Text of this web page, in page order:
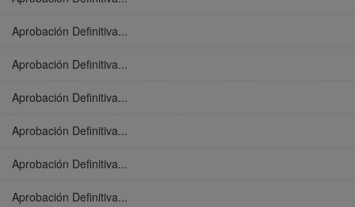
Aprobación Definitiva...
Aprobación Definitiva...
Aprobación Definitiva...
Aprobación Definitiva...
Aprobación Definitiva...
Aprobación Definitiva...